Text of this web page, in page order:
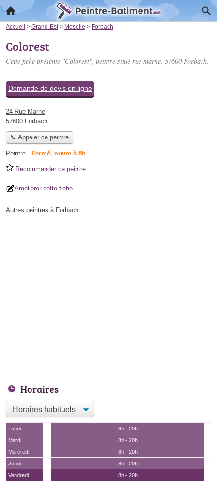
Accueil > Grand-Est > Moselle > Forbach
Colorest
Cette fiche présente "Colorest", peintre situé rue marne, 57600 Forbach.
Demande de devis en ligne
24 Rue Marne
57600 Forbach
📞 Appeler ce peintre
Peintre - Fermé, ouvre à 8h
Recommander ce peintre
Améliorer cette fiche
Autres peintres à Forbach
Horaires
Lundi
8h - 20h
Mardi
8h - 20h
Mercredi
8h - 20h
Jeudi
8h - 20h
Vendredi
8h - 20h